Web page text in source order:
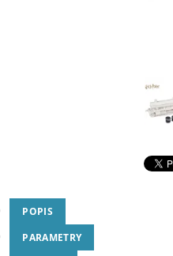
POPIS
PARAMETRY